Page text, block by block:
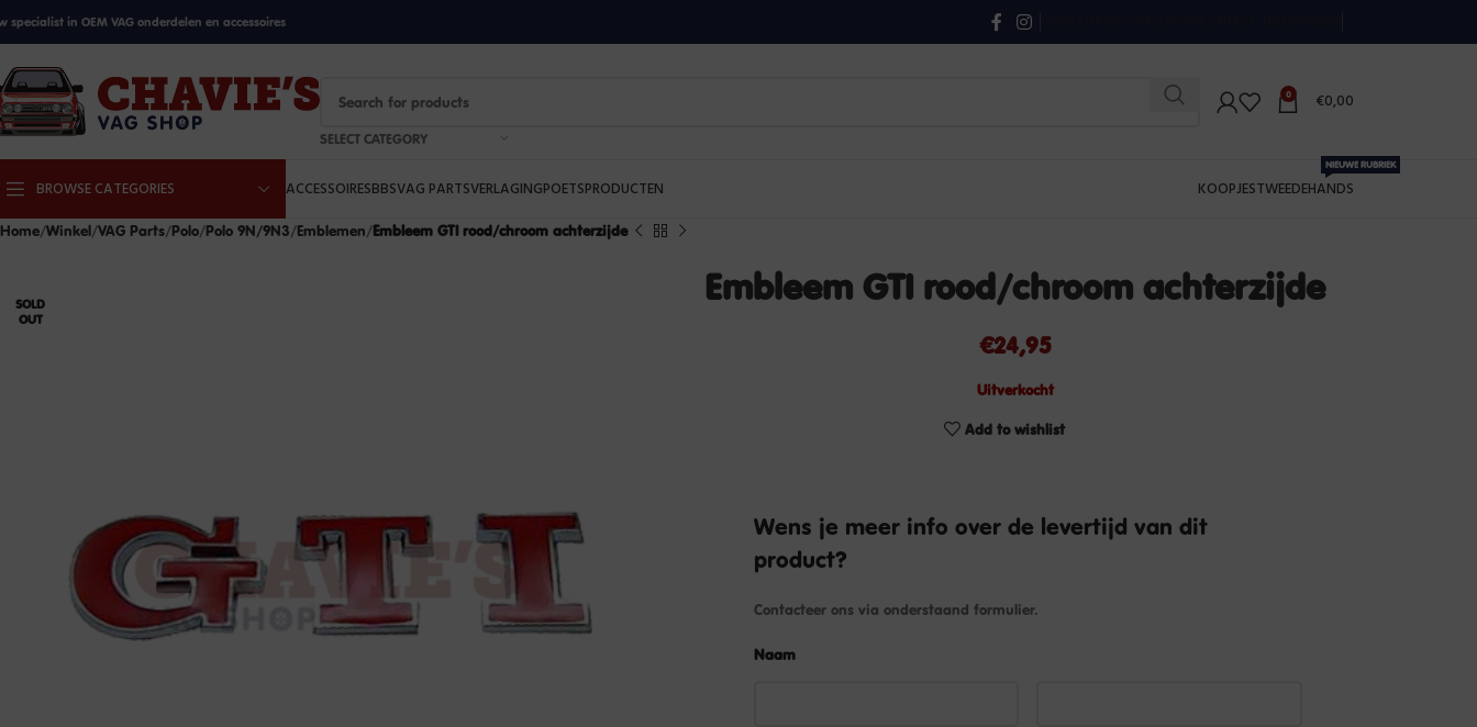
specialist in OEM VAG onderdelen en accessoires
SELECT CATEGORY
0 €0,00
BROWSE CATEGORIES ACCESSOIRESBBSVAG PARTSVERLAGINGPOETSPRODUCTEN KOOPJESTWEEDEHANDS
NIEUWE RUBRIEK
Home Winkel VAG Parts Polo Polo 9N/9N3 Emblemen Embleem GTI rood/chroom achterzijde
SOLD
OUT
Embleem GTI rood/chroom achterzijde
€24,95
Uitverkocht
Add to wishlist
Wens je meer info over de levertijd van dit
product?
Contacteer ons via onderstaand formulier.
Naam